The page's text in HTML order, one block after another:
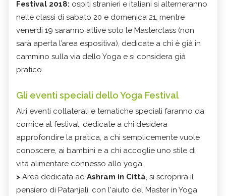
Festival 2018: ospiti stranieri e italiani si alterneranno
nelle classi di sabato 20 e domenica 21, mentre
venerdi 19 saranno attive solo le Masterclass (non
sarà aperta l’area espositiva), dedicate a chi è già in
cammino sulla via dello Yoga e si considera già
pratico.
Gli eventi speciali dello Yoga Festival
Alri eventi collaterali e tematiche speciali faranno da
cornice al festival, dedicate a chi desidera
approfondire la pratica, a chi semplicemente vuole
conoscere, ai bambini e a chi accoglie uno stile di
vita alimentare connesso allo yoga.
> Area dedicata ad Ashram in Città, si scroprirà il
pensiero di Patanjali, con l'aiuto del Master in Yoga